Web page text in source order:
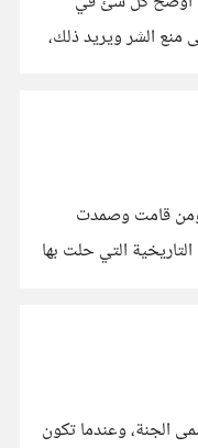
والألم موجودان في العالم. الاستنتاج: إذا كان الله قادراً على منع الشر ويريد ذلك،
ومن قامت وصمدت
التي حلت بها
الجنة، وعندما تكون